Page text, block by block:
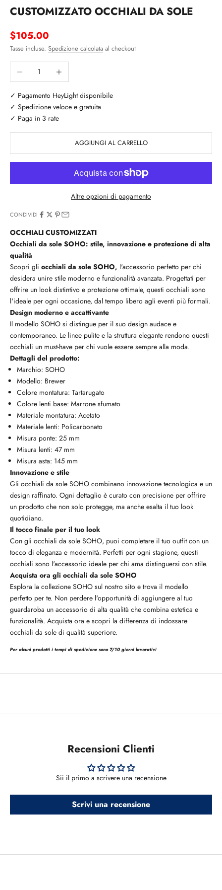
CUSTOMIZZATO OCCHIALI DA SOLE
Prezzo scontato
$105.00
Tasse incluse. Spedizione calcolata al checkout
Diminuisci quantitàAumenta quantità
✓ Pagamento HeyLight disponibile
✓ Spedizione veloce e gratuita
✓ Paga in 3 rate
AGGIUNGI AL CARRELLO
Altre opzioni di pagamento
CONDIVIDI
OCCHIALI CUSTOMIZZATI
Occhiali da sole SOHO: stile, innovazione e protezione di alta
qualità
Scopri gli occhiali da sole SOHO, l'accessorio perfetto per chi
desidera unire stile moderno e funzionalità avanzata. Progettati per
offrire un look distintivo e protezione ottimale, questi occhiali sono
l'ideale per ogni occasione, dal tempo libero agli eventi più formali.
Design moderno e accattivante
Il modello SOHO si distingue per il suo design audace e
contemporaneo. Le linee pulite e la struttura elegante rendono questi
occhiali un must-have per chi vuole essere sempre alla moda.
Dettagli del prodotto:
Marchio: SOHO
Modello: Brewer
Colore montatura: Tartarugato
Colore lenti base: Marrone sfumato
Materiale montatura: Acetato
Materiale lenti: Policarbonato
Misura ponte: 25 mm
Misura lenti: 47 mm
Misura asta: 145 mm
Innovazione e stile
Gli occhiali da sole SOHO combinano innovazione tecnologica e un
design raffinato. Ogni dettaglio è curato con precisione per offrire
un prodotto che non solo protegge, ma anche esalta il tuo look
quotidiano.
Il tocco finale per il tuo look
Con gli occhiali da sole SOHO, puoi completare il tuo outfit con un
tocco di eleganza e modernità. Perfetti per ogni stagione, questi
occhiali sono l'accessorio ideale per chi ama distinguersi con stile.
Acquista ora gli occhiali da sole SOHO
Esplora la collezione SOHO sul nostro sito e trova il modello
perfetto per te. Non perdere l'opportunità di aggiungere al tuo
guardaroba un accessorio di alta qualità che combina estetica e
funzionalità. Acquista ora e scopri la differenza di indossare
occhiali da sole di qualità superiore.
Per alcuni prodotti i tempi di spedizione sono 7/10 giorni lavorativi
Recensioni Clienti
Sii il primo a scrivere una recensione
Scrivi una recensione